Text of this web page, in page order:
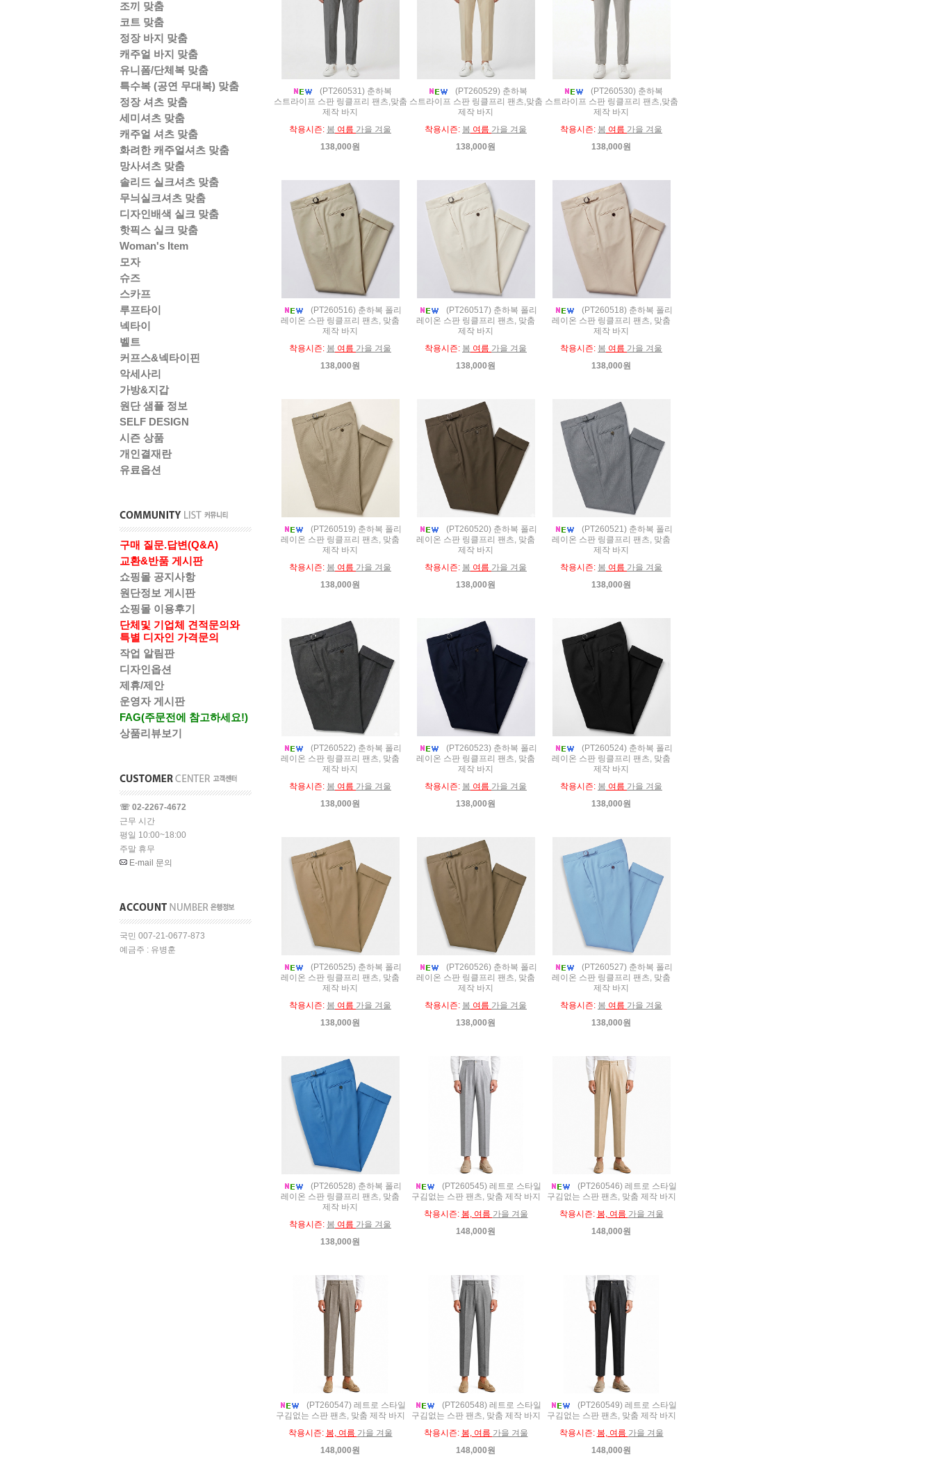
조끼 맞춤
코트 맞춤
정장 바지 맞춤
캐주얼 바지 맞춤
유니폼/단체복 맞춤
특수복 (공연 무대복) 맞춤
정장 셔츠 맞춤
세미셔츠 맞춤
캐주얼 셔츠 맞춤
화려한 캐주얼셔츠 맞춤
망사셔츠 맞춤
솔리드 실크셔츠 맞춤
무늬실크셔츠 맞춤
디자인배색 실크 맞춤
핫픽스 실크 맞춤
Woman's Item
모자
슈즈
스카프
루프타이
넥타이
벨트
커프스&넥타이핀
악세사리
가방&지갑
원단 샘플 정보
SELF DESIGN
시즌 상품
개인결재란
유료옵션
구매 질문.답변(Q&A)
교환&반품 게시판
쇼핑몰 공지사항
원단정보 게시판
쇼핑몰 이용후기
단체및 기업체 견적문의와
특별 디자인 가격문의
작업 알림판
디자인옵션
제휴/제안
운영자 게시판
FAG(주문전에 참고하세요!)
상품리뷰보기
☏ 02-2267-4672
근무 시간
평일 10:00~18:00
주말 휴무
E-mail 문의
국민 007-21-0677-873
예금주 : 유병훈
(PT260531) 춘하복
스트라이프 스판 링클프리 팬츠,맞춤
제작 바지
착용시즌: 봄 여름 가을 겨울
138,000원
(PT260529) 춘하복
스트라이프 스판 링클프리 팬츠,맞춤
제작 바지
착용시즌: 봄 여름 가을 겨울
138,000원
(PT260530) 춘하복
스트라이프 스판 링클프리 팬츠,맞춤
제작 바지
착용시즌: 봄 여름 가을 겨울
138,000원
(PT260516) 춘하복 폴리
레이온 스판 링클프리 팬츠, 맞춤
제작 바지
착용시즌: 봄 여름 가을 겨울
138,000원
(PT260517) 춘하복 폴리
레이온 스판 링클프리 팬츠, 맞춤
제작 바지
착용시즌: 봄 여름 가을 겨울
138,000원
(PT260518) 춘하복 폴리
레이온 스판 링클프리 팬츠, 맞춤
제작 바지
착용시즌: 봄 여름 가을 겨울
138,000원
(PT260519) 춘하복 폴리
레이온 스판 링클프리 팬츠, 맞춤
제작 바지
착용시즌: 봄 여름 가을 겨울
138,000원
(PT260520) 춘하복 폴리
레이온 스판 링클프리 팬츠, 맞춤
제작 바지
착용시즌: 봄 여름 가을 겨울
138,000원
(PT260521) 춘하복 폴리
레이온 스판 링클프리 팬츠, 맞춤
제작 바지
착용시즌: 봄 여름 가을 겨울
138,000원
(PT260522) 춘하복 폴리
레이온 스판 링클프리 팬츠, 맞춤
제작 바지
착용시즌: 봄 여름 가을 겨울
138,000원
(PT260523) 춘하복 폴리
레이온 스판 링클프리 팬츠, 맞춤
제작 바지
착용시즌: 봄 여름 가을 겨울
138,000원
(PT260524) 춘하복 폴리
레이온 스판 링클프리 팬츠, 맞춤
제작 바지
착용시즌: 봄 여름 가을 겨울
138,000원
(PT260525) 춘하복 폴리
레이온 스판 링클프리 팬츠, 맞춤
제작 바지
착용시즌: 봄 여름 가을 겨울
138,000원
(PT260526) 춘하복 폴리
레이온 스판 링클프리 팬츠, 맞춤
제작 바지
착용시즌: 봄 여름 가을 겨울
138,000원
(PT260527) 춘하복 폴리
레이온 스판 링클프리 팬츠, 맞춤
제작 바지
착용시즌: 봄 여름 가을 겨울
138,000원
(PT260528) 춘하복 폴리
레이온 스판 링클프리 팬츠, 맞춤
제작 바지
착용시즌: 봄 여름 가을 겨울
138,000원
(PT260545) 레트로 스타일
구김없는 스판 팬츠, 맞춤 제작 바지
착용시즌: 봄, 여름 가을 겨울
148,000원
(PT260546) 레트로 스타일
구김없는 스판 팬츠, 맞춤 제작 바지
착용시즌: 봄, 여름 가을 겨울
148,000원
(PT260547) 레트로 스타일
구김없는 스판 팬츠, 맞춤 제작 바지
착용시즌: 봄, 여름 가을 겨울
148,000원
(PT260548) 레트로 스타일
구김없는 스판 팬츠, 맞춤 제작 바지
착용시즌: 봄, 여름 가을 겨울
148,000원
(PT260549) 레트로 스타일
구김없는 스판 팬츠, 맞춤 제작 바지
착용시즌: 봄, 여름 가을 겨울
148,000원